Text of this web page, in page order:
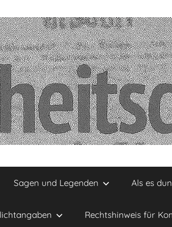
Sagen und Legenden Als es
Rechtshinweis für